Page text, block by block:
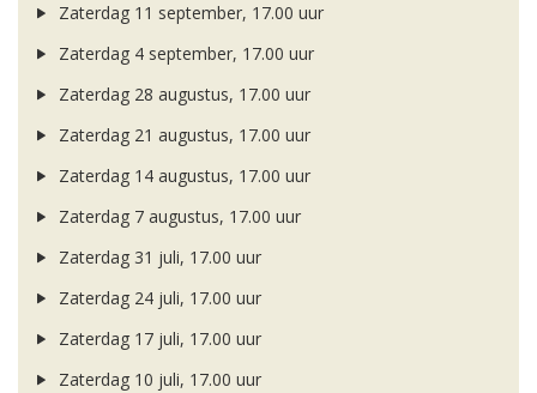
Zaterdag 11 september, 17.00 uur
Zaterdag 4 september, 17.00 uur
Zaterdag 28 augustus, 17.00 uur
Zaterdag 21 augustus, 17.00 uur
Zaterdag 14 augustus, 17.00 uur
Zaterdag 7 augustus, 17.00 uur
Zaterdag 31 juli, 17.00 uur
Zaterdag 24 juli, 17.00 uur
Zaterdag 17 juli, 17.00 uur
Zaterdag 10 juli, 17.00 uur